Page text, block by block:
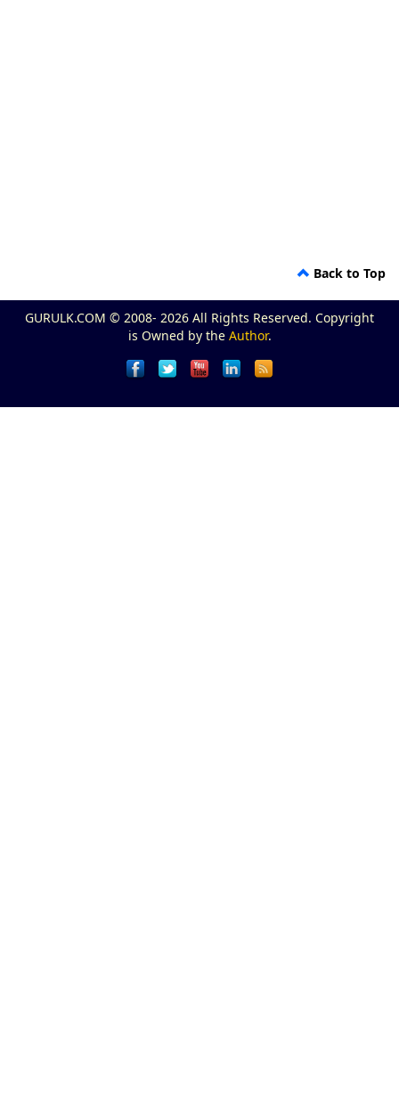
Back to Top
GURULK.COM © 2008- 2026 All Rights Reserved. Copyright
is Owned by the Author.